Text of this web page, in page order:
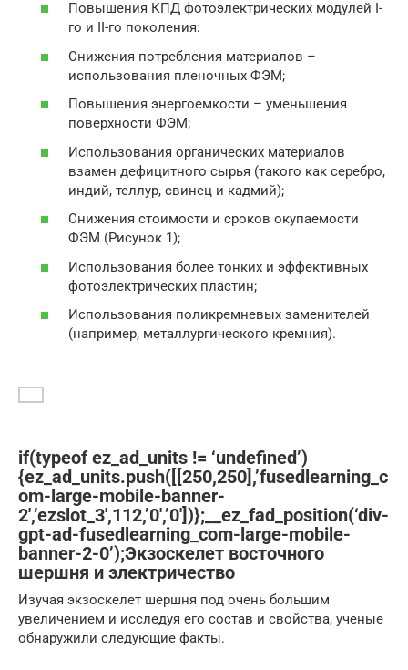
Повышения КПД фотоэлектрических модулей I-
го и II-го поколения:
Снижения потребления материалов –
использования пленочных ФЭМ;
Повышения энергоемкости – уменьшения
поверхности ФЭМ;
Использования органических материалов
взамен дефицитного сырья (такого как серебро,
индий, теллур, свинец и кадмий);
Снижения стоимости и сроков окупаемости
ФЭМ (Рисунок 1);
Использования более тонких и эффективных
фотоэлектрических пластин;
Использования поликремневых заменителей
(например, металлургического кремния).
if(typeof ez_ad_units != ‘undefined’)
{ez_ad_units.push([[250,250],’fusedlearning_c
om-large-mobile-banner-
2′,’ezslot_3′,112,’0′,’0′])};__ez_fad_position(‘div-
gpt-ad-fusedlearning_com-large-mobile-
banner-2-0’);Экзоскелет восточного
шершня и электричество
Изучая экзоскелет шершня под очень большим
увеличением и исследуя его состав и свойства, ученые
обнаружили следующие факты.